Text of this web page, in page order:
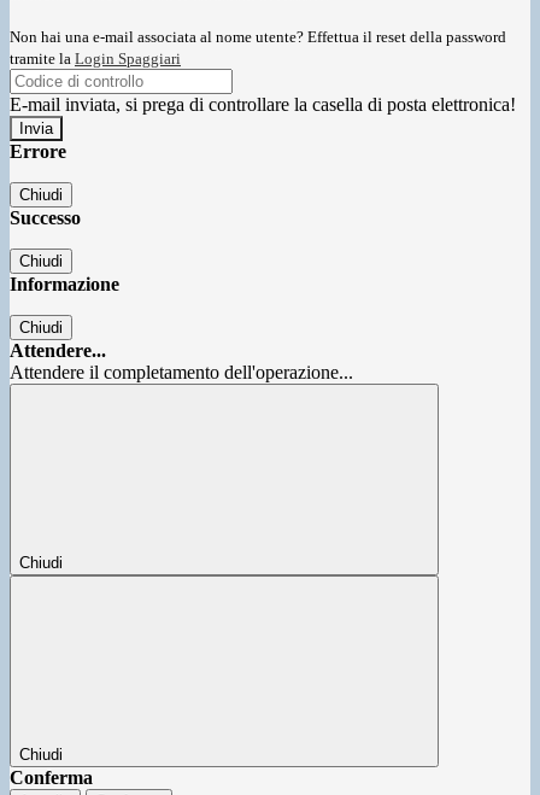
Non hai una e-mail associata al nome utente? Effettua il reset della password
tramite la Login Spaggiari
E-mail inviata, si prega di controllare la casella di posta elettronica!
Errore
Chiudi
Successo
Chiudi
Informazione
Chiudi
Attendere...
Attendere il completamento dell'operazione...
Chiudi
Chiudi
Conferma